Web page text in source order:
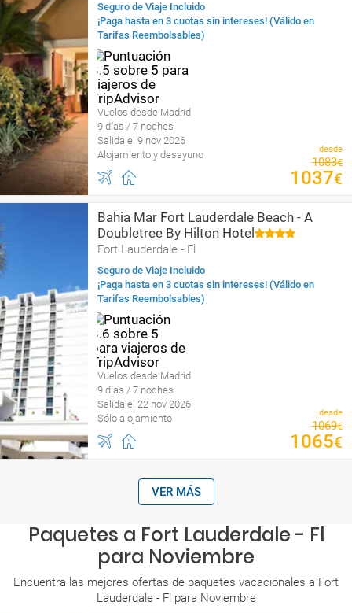
Seguro de Viaje Incluido
¡Paga hasta en 3 cuotas sin intereses! (Válido en
Tarifas Reembolsables)
Vuelos desde Madrid
9 días / 7 noches
Salida el 9 nov 2026
Alojamiento y desayuno
desde
1083€
1037€
Bahia Mar Fort Lauderdale Beach - A
Doubletree By Hilton Hotel
Fort Lauderdale - Fl
Seguro de Viaje Incluido
¡Paga hasta en 3 cuotas sin intereses! (Válido en
Tarifas Reembolsables)
Vuelos desde Madrid
9 días / 7 noches
Salida el 22 nov 2026
Sólo alojamiento
desde
1069€
1065€
VER MÁS
Paquetes a Fort Lauderdale - Fl
para Noviembre
Encuentra las mejores ofertas de paquetes vacacionales a Fort
Lauderdale - Fl para Noviembre